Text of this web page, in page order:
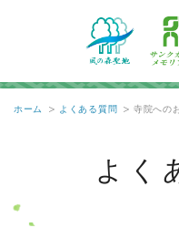
ホーム よくある質問 寺院へのお
よく